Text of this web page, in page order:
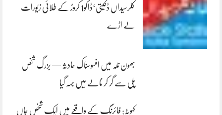
کلرسیداں ڈکیتی‘ڈاکو1 کروڑ کے طلائی زیورات
لے اڑے
بھون نلہ میں افسوسناک حادثہ — بزرگ شخص
پلی سے گر کر نالے میں بہہ گیا
کہوٹہ: فائرنگ کے واقعے میں ایک شخص جاں